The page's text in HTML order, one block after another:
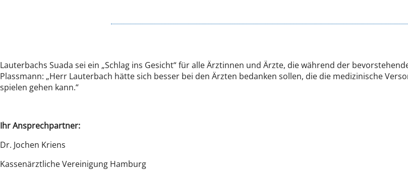
Lauterbachs Suada sei ein „Schlag ins Gesicht“ für alle Ärztinnen und Ärzte, die während der
Plassmann: „Herr Lauterbach hätte sich besser bei den Ärzten bedanken sollen, die die medizinische
spielen gehen kann.“
Ihr Ansprechpartner:
Dr. Jochen Kriens
Kassenärztliche Vereinigung Hamburg